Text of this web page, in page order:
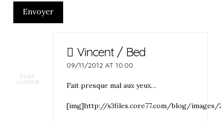
Envoyer
POST
AUTHOR
Vincent / Bed
09/11/2012 AT 10:00
Fait presque mal aux yeux…
[img]http://s3files.core77.com/blog/